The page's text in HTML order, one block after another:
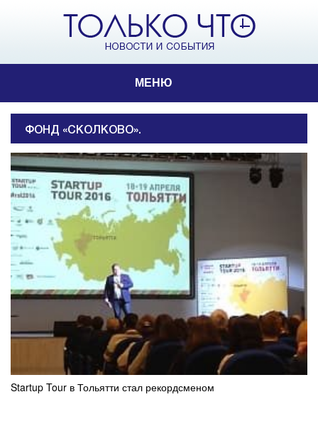
МЕНЮ
ФОНД «СКОЛКОВО».
Startup Tour в Тольятти стал рекордсменом